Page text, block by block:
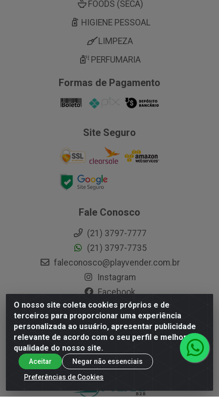
O nosso site coleta cookies próprios e de
terceiros para proporcionar uma experiência
personalizada ao usuário, apresentar publicidade
relevante de acordo com o seu perfil e melhorar a
qualidade do nosso site.
Aceitar
Negar não essenciais
Preferências de Cookies
FOODS (SECA)
HIGIENE PESSOAL
LIMPEZA
PERFUMARIA
Formas de Pagamento
Site Seguro
Fale Conosco
(21) 3797-7777
(21) 3797-7735
faleconosco@playvender.com.br
Instagram
Facebook
Playvender Distribuidora - Avenida Ana Dantas, 183- Xerém -
Duque de Caxias / RJ - CEP 25250-415 - CNPJ
05.762.204/0001-83